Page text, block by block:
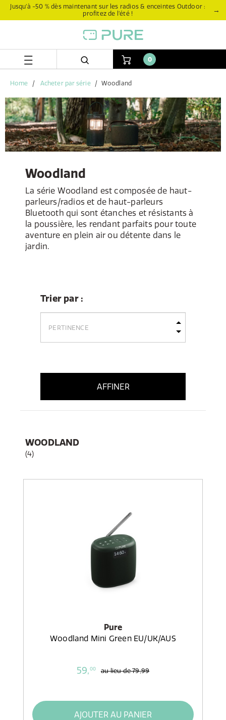
Aller
AllerJusqu’à -50 % dès maintenant sur les radios & enceintes Outdoor :
profitez de l’été !
→
0
Home Acheter par série Woodland
Woodland
La série Woodland est composée de haut-
parleurs/radios et de haut-parleurs
Bluetooth qui sont étanches et résistants à
la poussière, les rendant parfaits pour toute
aventure en plein air ou détente dans le
jardin.
Trier par :
AFFINER
WOODLAND
(4)
Pure
Woodland Mini Green EU/UK/AUS
59,00 au lieu de79,99
AJOUTER AU PANIER